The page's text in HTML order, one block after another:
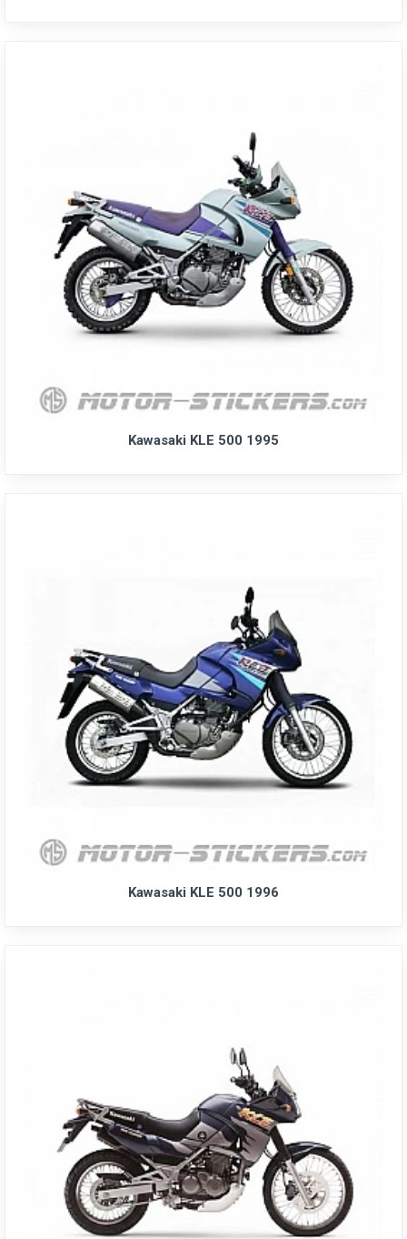
Kawasaki KLE 500 1995
Kawasaki KLE 500 1996